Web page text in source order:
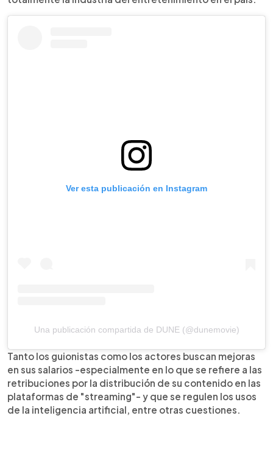
Ver esta publicación en Instagram
Una publicación compartida de DUNE (@dunemovie)
Tanto los guionistas como los actores buscan mejoras
en sus salarios -especialmente en lo que se refiere a las
retribuciones por la distribución de su contenido en las
plataformas de "streaming"- y que se regulen los usos
de la inteligencia artificial, entre otras cuestiones.